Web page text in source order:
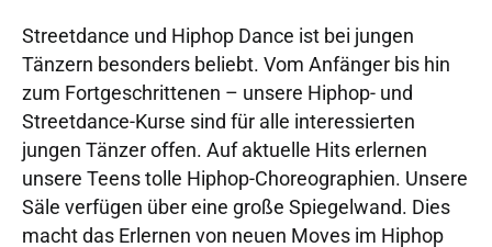
Streetdance und Hiphop Dance ist bei jungen
Tänzern besonders beliebt. Vom Anfänger bis hin
zum Fortgeschrittenen – unsere Hiphop- und
Streetdance-Kurse sind für alle interessierten
jungen Tänzer offen. Auf aktuelle Hits erlernen
unsere Teens tolle Hiphop-Choreographien. Unsere
Säle verfügen über eine große Spiegelwand. Dies
macht das Erlernen von neuen Moves im Hiphop